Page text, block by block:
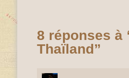
8 réponses à
Thaïland”